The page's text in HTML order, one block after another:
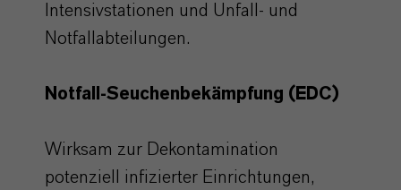
Intensivstationen und Unfall- und
Notfallabteilungen.
Notfall-Seuchenbekämpfung (EDC)
Wirksam zur Dekontamination
potenziell infizierter Einrichtungen,